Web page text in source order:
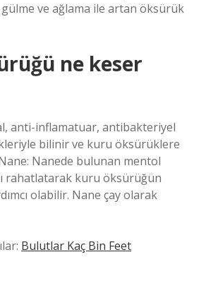
ve ağlama ile artan öksürük
ne keser
anti-inflamatuar, antibakteriyel
bilinir ve kuru öksürüklere
Nanede bulunan mentol
rahatlatarak kuru öksürüğün
olabilir. Nane çay olarak
Bulutlar Kaç Bin Feet